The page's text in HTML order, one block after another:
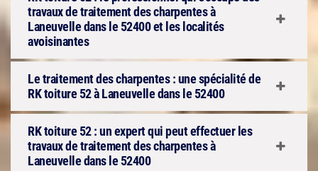
travaux de traitement des charpentes à
Laneuvelle dans le 52400 et les localités
avoisinantes
Le traitement des charpentes : une spécialité de
RK toiture 52 à Laneuvelle dans le 52400
RK toiture 52 : un expert qui peut effectuer les
travaux de traitement des charpentes à
Laneuvelle dans le 52400